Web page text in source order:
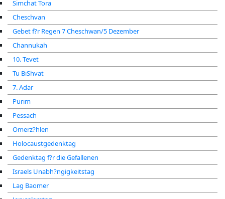
Simchat Tora
Cheschvan
Gebet f?r Regen 7 Cheschwan/5 Dezember
Channukah
10. Tevet
Tu BiShvat
7. Adar
Purim
Pessach
Omerz?hlen
Holocaustgedenktag
Gedenktag f?r die Gefallenen
Israels Unabh?ngigkeitstag
Lag Baomer